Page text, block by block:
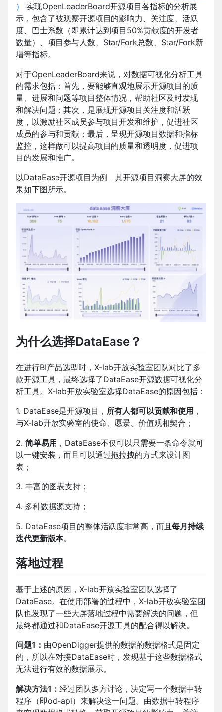
）
实现OpenLeaderBoard开源项目各指标的分析展
示，包含了被观察开源项目的影响力、关注度、活跃
度、巴士系数（即累计达到项目50%贡献度的开发者
数量）、项目参与人数、Star/Fork总数、Star/Fork新
增等指标。
对于OpenLeaderBoard来说，对数据可视化分析工具
的需求包括：首先，要能够直观地展示开源项目的质
量、进展和问题等项目整体情况，帮助社区及时发现
和解决问题；其次，是展现开源项目关注度和活跃
度，以激励社区成员参与项目开发和维护，促进社区
成员的参与和贡献；最后，呈现开源项目数据和指标
监控，这样做可以提高项目的质量和透明度，促进项
目的发展和推广。
以DataEase开源项目为例，其开源项目洞察大屏的效
果如下图所示。
为什么选择DataEase？
在进行BI产品选型时，X-lab开放实验室团队对比了多
款开源工具，最终选择了DataEase开源数据可视化分
析工具。X-lab开放实验室选择DataEase的原因包括：
1. DataEase是开源项目， 所有人都可以贡献和使用 ，
与X-lab开放实验室的使命、愿景、价值观相契合；
2. 简单易用 ，DataEase不仅可以只需要一条命令就可
以一键安装，而且可以通过拖拉拽的方式来设计图
表；
3. 丰富的图表支持；
4. 多种数据源支持；
5. DataEase项目的整体活跃度非常高，而且 每月持续
迭代更新版本。
落地过程
基于上述的原因，X-lab开放实验室团队选择了
DataEase。在使用部署的过程中，X-lab开放实验室团
队也发现了一些大屏落地过程中需要解决的问题，但
最终都通过和DataEase开源工具的配合得以解决。
问题1： 由OpenDigger提供的数据的数据格式是固定
的，所以在对接DataEase时，发现基于这些数据格式
无法进行有效的数据展示。
解决方法1： 经过团队多方讨论，决定写一个数据中转
程序（即od-api）来解决这一问题。由数据中转程序